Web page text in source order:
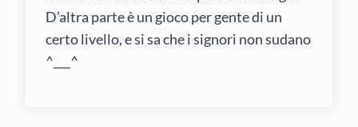
D’altra parte è un gioco per gente di un
certo livello, e si sa che i signori non sudano
^___^